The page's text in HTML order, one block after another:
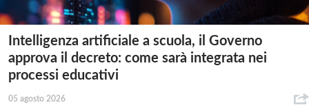
Intelligenza artificiale a scuola, il Governo
approva il decreto: come sarà integrata nei
processi educativi
05 agosto 2026